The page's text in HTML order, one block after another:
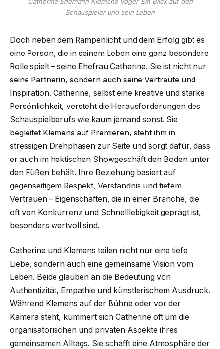
Schauspieler und sein Leben
Doch neben dem Rampenlicht und dem Erfolg gibt es
eine Person, die in seinem Leben eine ganz besondere
Rolle spielt – seine Ehefrau Catherine. Sie ist nicht nur
seine Partnerin, sondern auch seine Vertraute und
Inspiration. Catherine, selbst eine kreative und starke
Persönlichkeit, versteht die Herausforderungen des
Schauspielberufs wie kaum jemand sonst. Sie
begleitet Klemens auf Premieren, steht ihm in
stressigen Drehphasen zur Seite und sorgt dafür, dass
er auch im hektischen Showgeschäft den Boden unter
den Füßen behält. Ihre Beziehung basiert auf
gegenseitigem Respekt, Verständnis und tiefem
Vertrauen – Eigenschaften, die in einer Branche, die
oft von Konkurrenz und Schnelllebigkeit geprägt ist,
besonders wertvoll sind.
Catherine und Klemens teilen nicht nur eine tiefe
Liebe, sondern auch eine gemeinsame Vision vom
Leben. Beide glauben an die Bedeutung von
Authentizität, Empathie und künstlerischem Ausdruck.
Während Klemens auf der Bühne oder vor der
Kamera steht, kümmert sich Catherine oft um die
organisatorischen und privaten Aspekte ihres
gemeinsamen Alltags. Sie schafft eine Atmosphäre der